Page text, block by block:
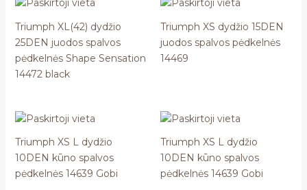
Triumph XL(42) dydžio
25DEN juodos spalvos
pėdkelnės Shape Sensation
14472 black
Triumph XS dydžio 15DEN
juodos spalvos pėdkelnės
14469
Triumph XS L dydžio
10DEN kūno spalvos
pėdkelnės 14639 Gobi
Triumph XS L dydžio
10DEN kūno spalvos
pėdkelnės 14639 Gobi